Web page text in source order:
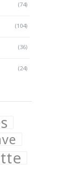
(74)
(104)
(36)
(24)